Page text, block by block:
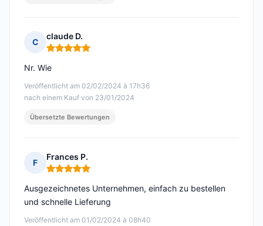
C
claude D.
Hinweis: 5 von 5
Veröffentlicht am 02/02/2024 à 17h36
nach einem Kauf von 23/01/2024
Nr. Wie
Übersetzte Bewertungen
F
Frances P.
Hinweis: 5 von 5
Veröffentlicht am 01/02/2024 à 08h40
Ausgezeichnetes Unternehmen, einfach zu bestellen
und schnelle Lieferung